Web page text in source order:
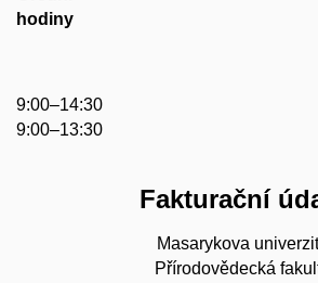
hodiny
9:00–14:30
9:00–13:30
Fakturační
Masarykova
Přírodovědecká